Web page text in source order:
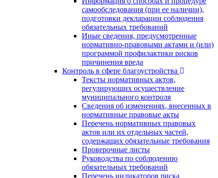
самообследования (при ее наличии),
подготовки декларации соблюдения
обязательных требований
Иные сведения, предусмотренные
нормативно-правовыми актами и (или)
программой профилактики рисков
причинения вреда
Контроль в сфере благоустройства
Тексты нормативных актов,
регулирующих осуществление
муниципального контроля
Сведения об изменениях, внесенных в
нормативные правовые акты
Перечень нормативных правовых
актов или их отдельных частей,
содержащих обязательные требования
Проверочные листы
Руководства по соблюдению
обязательных требований
Перечень индикаторов риска